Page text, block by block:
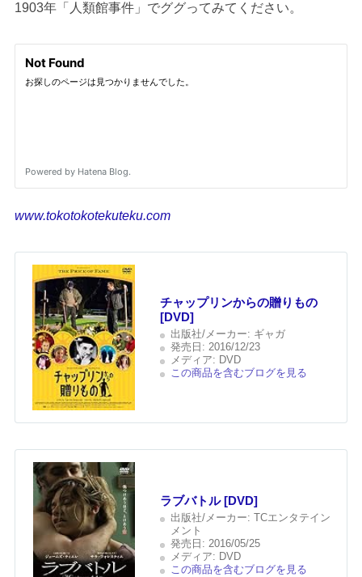
1903年「人類館事件」でググってみてください。
www.tokotokotekuteku.com
チャップリンからの贈りもの
[DVD]
出版社/メーカー: ギャガ
発売日: 2016/12/23
メディア: DVD
この商品を含むブログを見る
ラブバトル [DVD]
出版社/メーカー: TCエンタテイン
メント
発売日: 2016/05/25
メディア: DVD
この商品を含むブログを見る